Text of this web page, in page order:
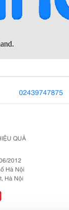
02439747875
QUẢ
2012
Hà Nội
Hà Nội